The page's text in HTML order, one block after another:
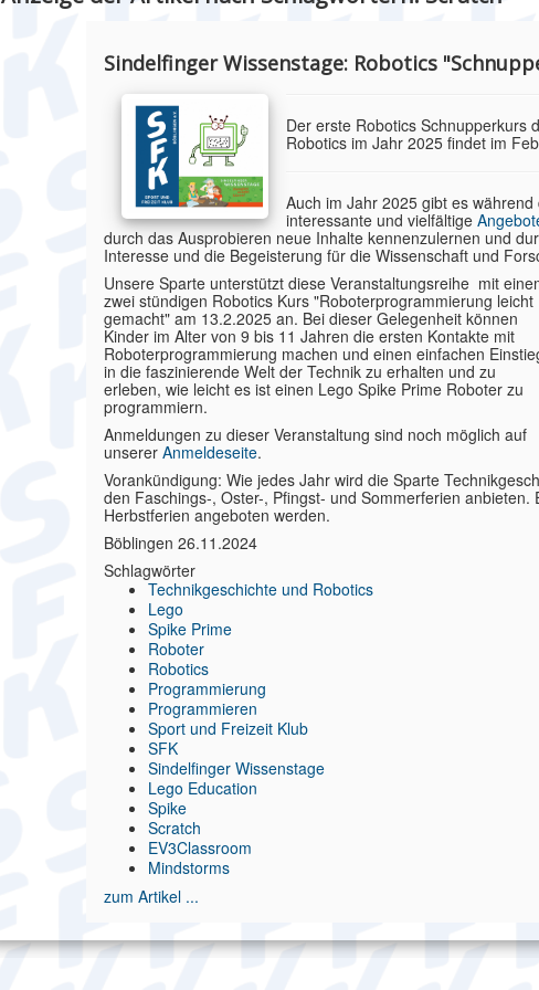
Sindelfinger Wissenstage: Robotics
Der erste Robotics Schnupperkurs
Robotics im Jahr 2025 findet im
Auch im Jahr 2025 gibt es während
interessante und vielfältige
durch das Ausprobieren neue Inhalte kennenzulernen und
Interesse und die Begeisterung für die Wissenschaft und
Unsere Sparte unterstützt diese Veranstaltungsreihe mit
zwei stündigen Robotics Kurs "Roboterprogrammierung leicht
gemacht" am 13.2.2025 an. Bei dieser Gelegenheit können
Kinder im Alter von 9 bis 11 Jahren die ersten Kontakte mit
Roboterprogrammierung machen und einen einfachen
in die faszinierende Welt der Technik zu erhalten und zu
erleben, wie leicht es ist einen Lego Spike Prime Roboter zu
programmiern.
Anmeldungen zu dieser Veranstaltung sind noch möglich auf
unserer Anmeldeseite.
Vorankündigung: Wie jedes Jahr wird die Sparte
den Faschings-, Oster-, Pfingst- und Sommerferien
Herbstferien angeboten werden.
Böblingen 26.11.2024
Schlagwörter
Technikgeschichte und Robotics
Lego
Spike Prime
Roboter
Robotics
Programmierung
Programmieren
Sport und Freizeit Klub
SFK
Sindelfinger Wissenstage
Lego Education
Spike
Scratch
EV3Classroom
Mindstorms
zum Artikel ...